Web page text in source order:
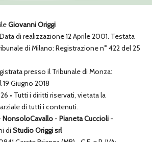
Giovanni Origgi
di realizzazione 12 Aprile 2001. Testata
di Milano: Registrazione n° 422 del 25
presso il Tribunale di Monza:
Giugno 2018
• Tutti i diritti riservati, vietata la
di tutti i contenuti.
NonsoloCavallo - Pianeta Cuccioli -
di Studio Origgi srl